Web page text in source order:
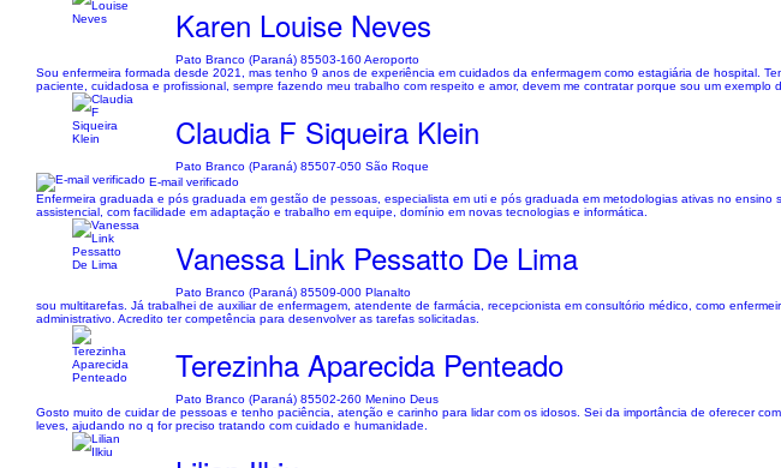
Karen Louise Neves
Pato Branco (Paraná) 85503-160 Aeroporto
Sou enfermeira formada desde 2021, mas tenho 9 anos de experiência em cuidados da enfermagem como estagiária de hospital.
paciente, cuidadosa e profissional, sempre fazendo meu trabalho com respeito e amor, devem me contratar porque sou um exemplo
Claudia F Siqueira Klein
Pato Branco (Paraná) 85507-050 São Roque
E-mail verificado
Enfermeira graduada e pós graduada em gestão de pessoas, especialista em uti e pós graduada em metodologias ativas no
assistencial, com facilidade em adaptação e trabalho em equipe, domínio em novas tecnologias e informática.
Vanessa Link Pessatto De Lima
Pato Branco (Paraná) 85509-000 Planalto
sou multitarefas. Já trabalhei de auxiliar de enfermagem, atendente de farmácia, recepcionista em consultório médico, como
administrativo. Acredito ter competência para desenvolver as tarefas solicitadas.
Terezinha Aparecida Penteado
Pato Branco (Paraná) 85502-260 Menino Deus
Gosto muito de cuidar de pessoas e tenho paciência, atenção e carinho para lidar com os idosos. Sei da importância de oferecer
leves, ajudando no q for preciso tratando com cuidado e humanidade.